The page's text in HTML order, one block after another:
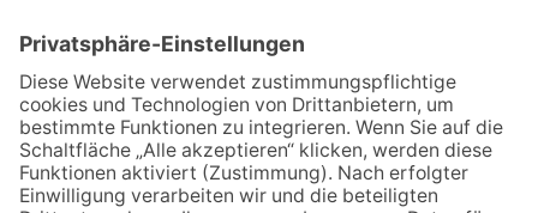
Vornamen.Nachname@bsz2.de (Beispiel:
Franz Huber = franz.huber@bsz2.de). Unsere
Namen finden Sie unter "Lehrkräfte".
* Pflichtfelder